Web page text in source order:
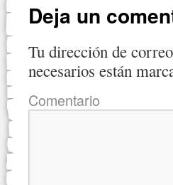
Deja un
Tu dirección de
necesarios están
Comentario